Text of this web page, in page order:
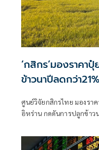
‘กสิกร’มองราค
ข้าวนาปีลดกว่า21%
ศูนย์วิจัยกสิกรไทย มองรา
อิหร่าน กดดันการปลูกข้า